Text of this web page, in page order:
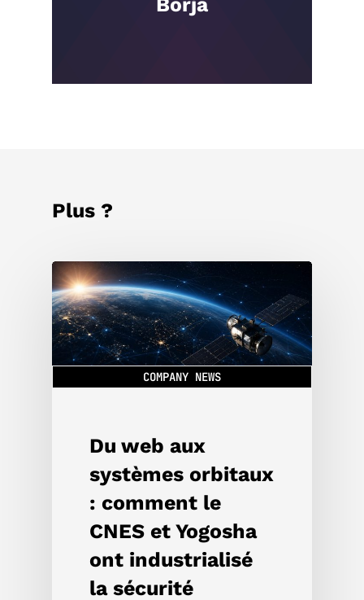
Plus ?
COMPANY NEWS
Du web aux
systèmes orbitaux
: comment le
CNES et Yogosha
ont industrialisé
la sécurité